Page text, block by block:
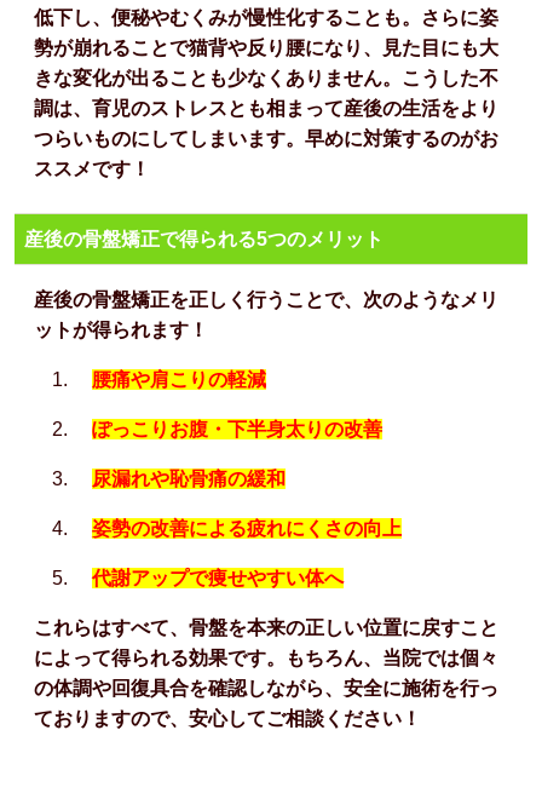
低下し、便秘やむくみが慢性化することも。さらに姿
勢が崩れることで猫背や反り腰になり、見た目にも大
きな変化が出ることも少なくありません。こうした不
調は、育児のストレスとも相まって産後の生活をより
つらいものにしてしまいます。早めに対策するのがお
ススメです！
産後の骨盤矯正で得られる5つのメリット
産後の骨盤矯正を正しく行うことで、次のようなメリ
ットが得られます！
腰痛や肩こりの軽減
ぽっこりお腹・下半身太りの改善
尿漏れや恥骨痛の緩和
姿勢の改善による疲れにくさの向上
代謝アップで痩せやすい体へ
これらはすべて、骨盤を本来の正しい位置に戻すこと
によって得られる効果です。もちろん、当院では個々
の体調や回復具合を確認しながら、安全に施術を行っ
ておりますので、安心してご相談ください！